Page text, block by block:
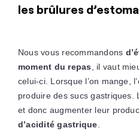
les brûlures
Nous vous recommandons
moment du repas , il vaut
celui-ci. Lorsque l’on mange,
produire des sucs gastriques.
et donc augmenter leur
d’acidité gastrique